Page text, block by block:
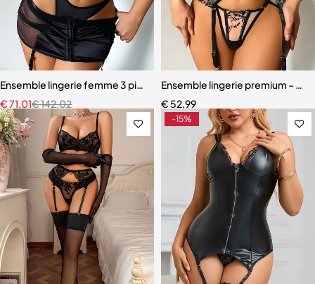
Ensemble lingerie femme 3 pièces – Satin noir avec corset à lacets
€142,02
€71,01
Ensemble lingerie premium –
€ 52,99
-15%